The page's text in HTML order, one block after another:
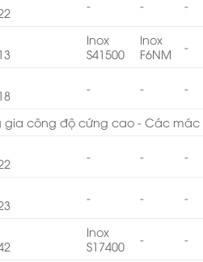
- - -
Inox
S41500
Inox
F6NM
-
- - -
gia công độ cứng cao - Các
- - -
- - -
Inox
S17400
- -